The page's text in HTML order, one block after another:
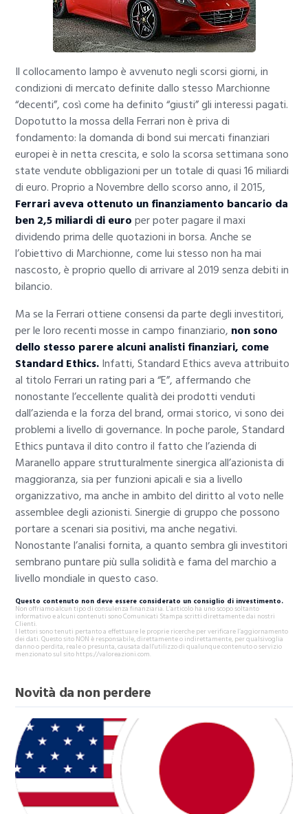
Il collocamento lampo è avvenuto negli scorsi giorni, in
condizioni di mercato definite dallo stesso Marchionne
“decenti”, così come ha definito “giusti” gli interessi pagati.
Dopotutto la mossa della Ferrari non è priva di
fondamento: la domanda di bond sui mercati finanziari
europei è in netta crescita, e solo la scorsa settimana sono
state vendute obbligazioni per un totale di quasi 16 miliardi
di euro. Proprio a Novembre dello scorso anno, il 2015,
Ferrari aveva ottenuto un finanziamento bancario da
ben 2,5 miliardi di europer poter pagare il maxi
dividendo prima delle quotazioni in borsa. Anche se
l’obiettivo di Marchionne, come lui stesso non ha mai
nascosto, è proprio quello di arrivare al 2019 senza debiti in
bilancio.
Ma se la Ferrari ottiene consensi da parte degli investitori,
per le loro recenti mosse in campo finanziario, non sono
dello stesso parere alcuni analisti finanziari, come
Standard Ethics.Infatti, Standard Ethics aveva attribuito
al titolo Ferrari un rating pari a “E”, affermando che
nonostante l’eccellente qualità dei prodotti venduti
dall’azienda e la forza del brand, ormai storico, vi sono dei
problemi a livello di governance. In poche parole, Standard
Ethics puntava il dito contro il fatto che l’azienda di
Maranello appare strutturalmente sinergica all’azionista di
maggioranza, sia per funzioni apicali e sia a livello
organizzativo, ma anche in ambito del diritto al voto nelle
assemblee degli azionisti. Sinergie di gruppo che possono
portare a scenari sia positivi, ma anche negativi.
Nonostante l’analisi fornita, a quanto sembra gli investitori
sembrano puntare più sulla solidità e fama del marchio a
livello mondiale in questo caso.
Questo contenuto non deve essere considerato un consiglio di investimento.
Non offriamo alcun tipo di consulenza finanziaria. L’articolo ha uno scopo soltanto
informativo e alcuni contenuti sono Comunicati Stampa scritti direttamente dai nostri
Clienti.
I lettori sono tenuti pertanto a effettuare le proprie ricerche per verificare l’aggiornamento
dei dati. Questo sito NON è responsabile, direttamente o indirettamente, per qualsivoglia
danno o perdita, reale o presunta, causata dall'utilizzo di qualunque contenuto o servizio
menzionato sul sito https://valoreazioni.com.
Novità da non perdere